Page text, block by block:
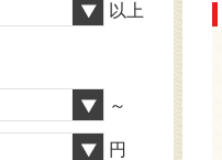
以上
～
円